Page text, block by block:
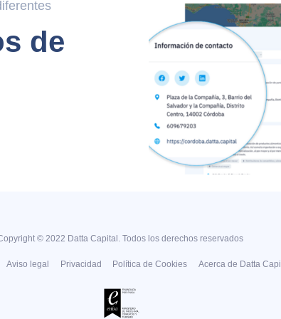
de
© 2022 Datta Capital. Todos los derechos reservados
Aviso legal Privacidad Política de Cookies Acerca de Datta